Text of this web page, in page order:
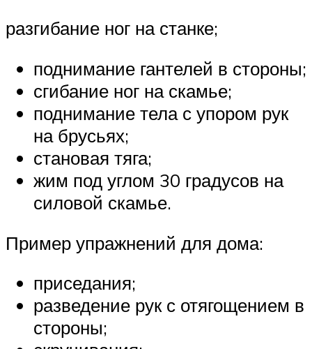
разгибание ног на станке;
поднимание гантелей в стороны;
сгибание ног на скамье;
поднимание тела с упором рук
на брусьях;
становая тяга;
жим под углом 30 градусов на
силовой скамье.
Пример упражнений для дома:
приседания;
разведение рук с отягощением в
стороны;